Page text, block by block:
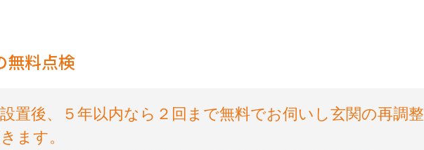
無料点検
置後、５年以内なら２回まで無料でお伺いし玄関の再調整
ます。